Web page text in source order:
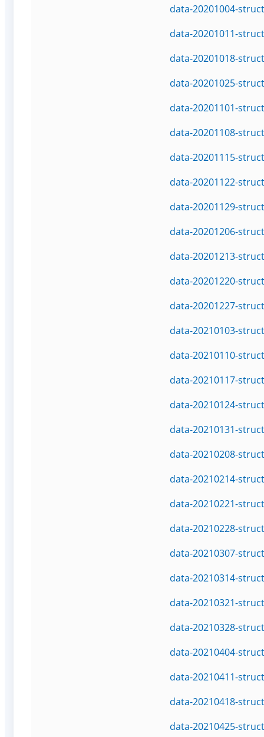
data-20201004-
data-20201011-
data-20201018-
data-20201025-
data-20201101-
data-20201108-
data-20201115-
data-20201122-
data-20201129-
data-20201206-
data-20201213-
data-20201220-
data-20201227-
data-20210103-
data-20210110-
data-20210117-
data-20210124-
data-20210131-
data-20210208-
data-20210214-
data-20210221-
data-20210228-
data-20210307-
data-20210314-
data-20210321-
data-20210328-
data-20210404-
data-20210411-
data-20210418-
data-20210425-